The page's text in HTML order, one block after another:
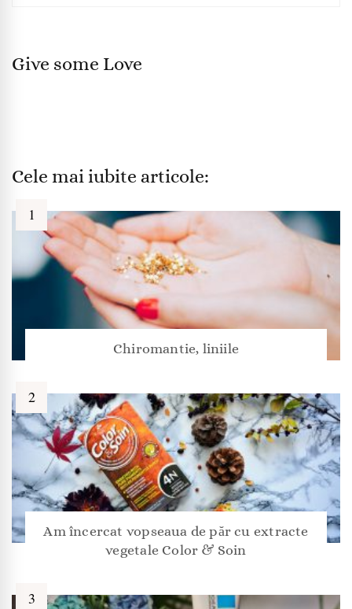
Give some Love
Cele mai iubite articole:
Chiromantie, liniile
Am încercat vopseaua de păr cu extracte
vegetale Color & Soin